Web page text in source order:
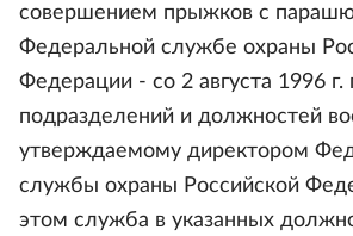
совершением прыжков с
Федеральной службе охраны
Федерации - со 2 августа 1996
подразделений и должностей
утверждаемому директором
службы охраны Российской
этом служба в указанных